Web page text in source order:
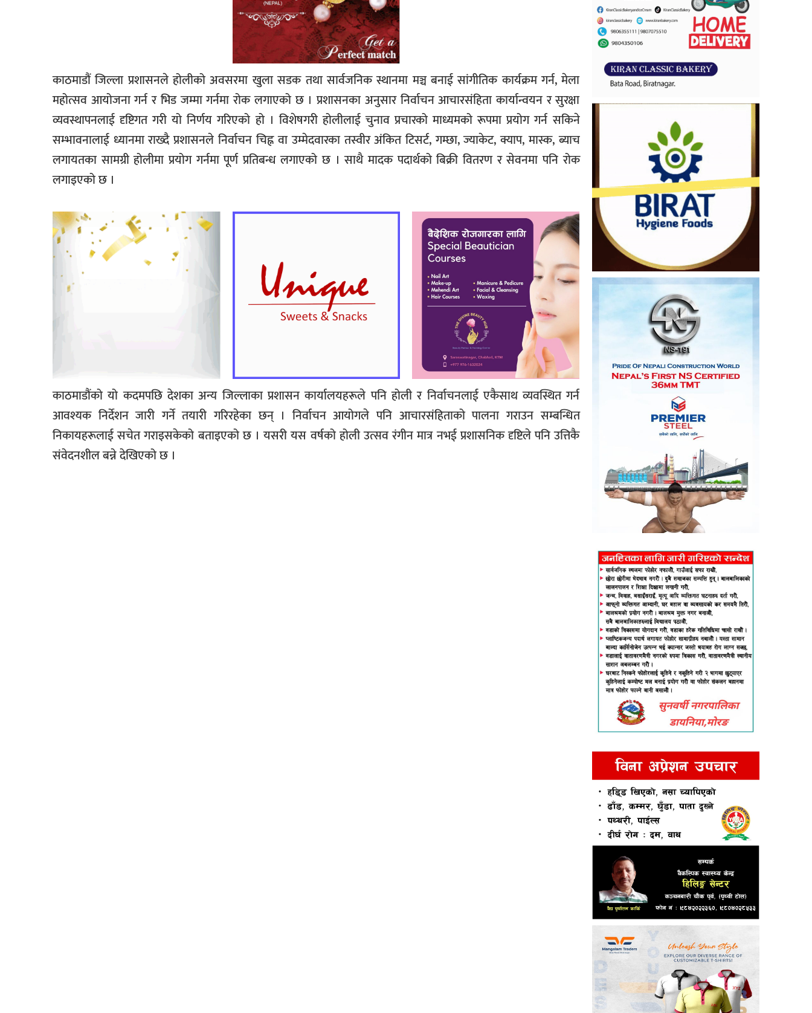
काठमाडौं जिल्ला प्रशासनले होलीको अवसरमा खुला सडक तथा सार्वजनिक स्थानमा मञ्च बनाई सांगीतिक कार्यक्रम गर्न, मेला
महोत्सव आयोजना गर्न र भिड जम्मा गर्नमा रोक लगाएको छ । प्रशासनका अनुसार निर्वाचन आचारसंहिता कार्यान्वयन र सुरक्षा
व्यवस्थापनलाई दृष्टिगत गरी यो निर्णय गरिएको हो । विशेषगरी होलीलाई चुनाव प्रचारको माध्यमको रूपमा प्रयोग गर्न सकिने
सम्भावनालाई ध्यानमा राख्दै प्रशासनले निर्वाचन चिह्न वा उम्मेदवारका तस्वीर अंकित टिसर्ट, गम्छा, ज्याकेट, क्याप, मास्क, ब्याच
लगायतका सामग्री होलीमा प्रयोग गर्नमा पूर्ण प्रतिबन्ध लगाएको छ । साथै मादक पदार्थको बिक्री वितरण र सेवनमा पनि रोक
लगाइएको छ ।
काठमाडौंको यो कदमपछि देशका अन्य जिल्लाका प्रशासन कार्यालयहरूले पनि होली र निर्वाचनलाई एकैसाथ व्यवस्थित गर्न
आवश्यक निर्देशन जारी गर्ने तयारी गरिरहेका छन् । निर्वाचन आयोगले पनि आचारसंहिताको पालना गराउन सम्बन्धित
निकायहरूलाई सचेत गराइसकेको बताइएको छ । यसरी यस वर्षको होली उत्सव रंगीन मात्र नभई प्रशासनिक दृष्टिले पनि उत्तिकै
संवेदनशील बन्ने देखिएको छ ।